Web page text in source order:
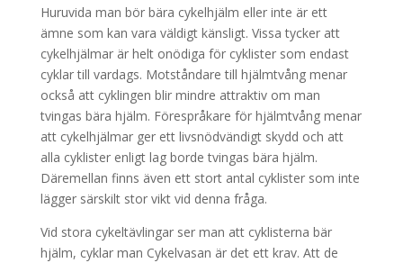
Huruvida man bör bära cykelhjälm eller inte är ett
ämne som kan vara väldigt känsligt. Vissa tycker att
cykelhjälmar är helt onödiga för cyklister som endast
cyklar till vardags. Motståndare till hjälmtvång menar
också att cyklingen blir mindre attraktiv om man
tvingas bära hjälm. Förespråkare för hjälmtvång menar
att cykelhjälmar ger ett livsnödvändigt skydd och att
alla cyklister enligt lag borde tvingas bära hjälm.
Däremellan finns även ett stort antal cyklister som inte
lägger särskilt stor vikt vid denna fråga.
Vid stora cykeltävlingar ser man att cyklisterna bär
hjälm, cyklar man Cykelvasan är det ett krav. Att de